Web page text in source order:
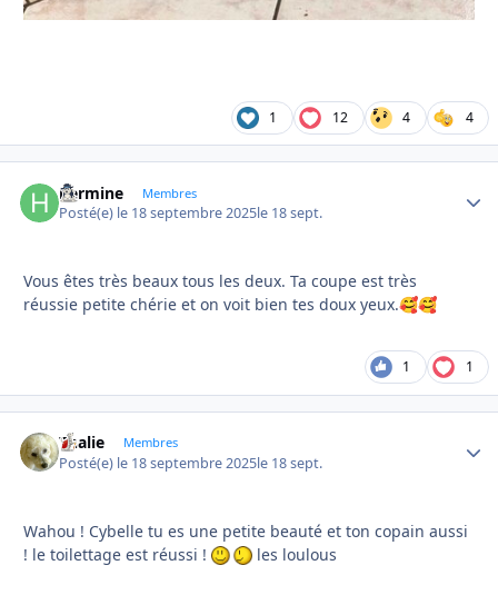
1 12 4 4
hermine Membres
Posté(e) le 18 septembre 2025le 18 sept.
Vous êtes très beaux tous les deux. Ta coupe est très
réussie petite chérie et on voit bien tes doux yeux.🥰🥰
1 1
Thalie Membres
Posté(e) le 18 septembre 2025le 18 sept.
Wahou ! Cybelle tu es une petite beauté et ton copain aussi
! le toilettage est réussi !
les loulous